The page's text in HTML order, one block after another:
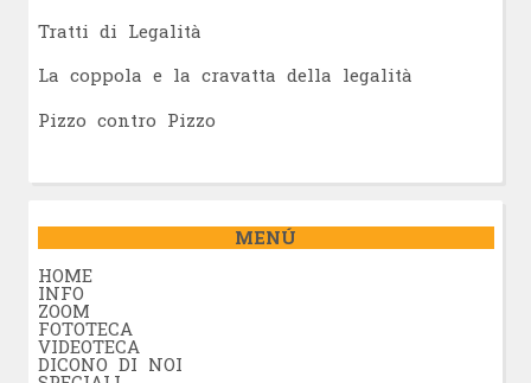
Tratti di Legalità
La coppola e la cravatta della legalità
Pizzo contro Pizzo
MENÚ
HOME
INFO
ZOOM
FOTOTECA
VIDEOTECA
DICONO DI NOI